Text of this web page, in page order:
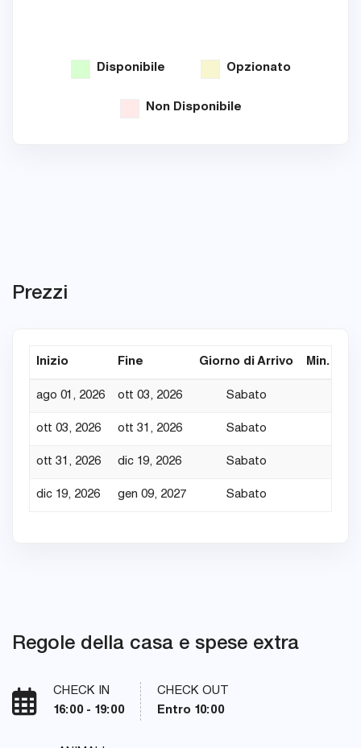
Disponibile Opzionato
Non Disponibile
Prezzi
Inizio Fine Giorno di Arrivo Min.
ago 01, 2026 ott 03, 2026 Sabato
ott 03, 2026 ott 31, 2026 Sabato
ott 31, 2026 dic 19, 2026 Sabato
dic 19, 2026 gen 09, 2027 Sabato
Regole della casa e spese extra
CHECK IN
16:00 - 19:00
CHECK OUT
Entro 10:00